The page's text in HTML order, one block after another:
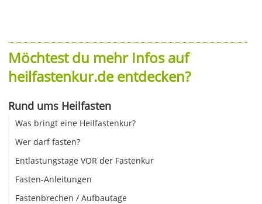
Möchtest du mehr Infos auf
heilfastenkur.de entdecken?
Rund ums Heilfasten
Was bringt eine Heilfastenkur?
Wer darf fasten?
Entlastungstage VOR der Fastenkur
Fasten-Anleitungen
Fastenbrechen / Aufbautage